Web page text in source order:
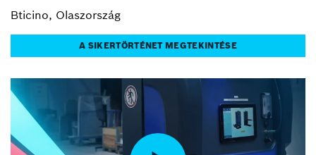
Bticino, Olaszország
A SIKERTÖRTÉNET MEGTEKINTÉSE